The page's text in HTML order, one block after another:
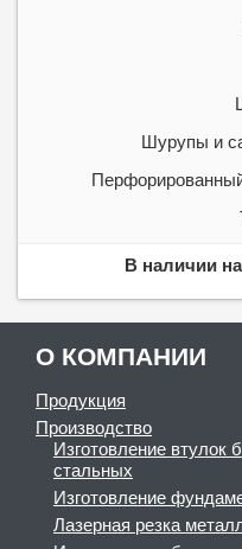
Шурупы и
В наличии
О КОМПАНИИ
Продукция
Производство
Изготовление втулок
стальных
Изготовление
Лазерная резка